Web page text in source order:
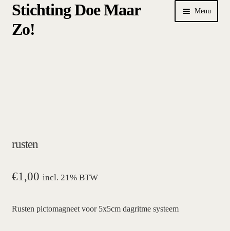
Ga
naar
Ga
de
Stichting Doe Maar
Zo!
Menu
bestellen
hoe werkt een plansysteem
rusten
€1,00 incl. 21% BTW
Rusten pictomagneet voor 5x5cm dagritme systeem